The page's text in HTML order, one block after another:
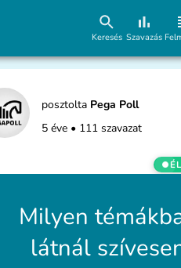
Keresés Szavazás
posztolta Pega Poll
5 éve • 111 szavazat
Milyen
látnál